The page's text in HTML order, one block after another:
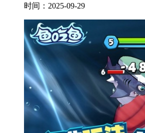
时间：2025-09-29